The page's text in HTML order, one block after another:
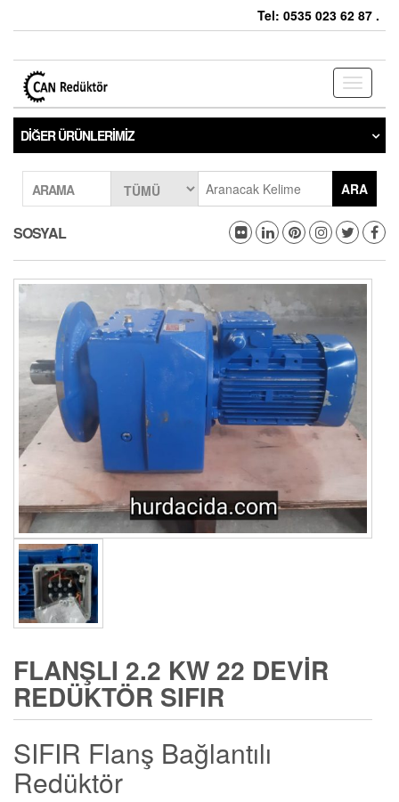
Tel: 0535 023 62 87 .
Toggle
DIĞER ÜRÜNLERIMIZ
ARAMA ARA
SOSYAL
FLANŞLI 2.2 KW 22 DEVIR
REDÜKTÖR SIFIR
SIFIR Flanş Bağlantılı
Redüktör